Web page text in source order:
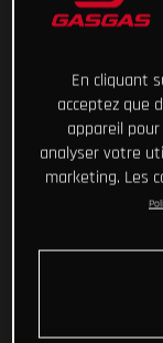
En cliquant
acceptez que
appareil
analyser votre
marketing. Les